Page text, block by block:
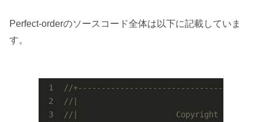
Perfect-orderのソースコード全体は以下に記載していま
す。
//
//|
//|                     Copyright 2020, FX-